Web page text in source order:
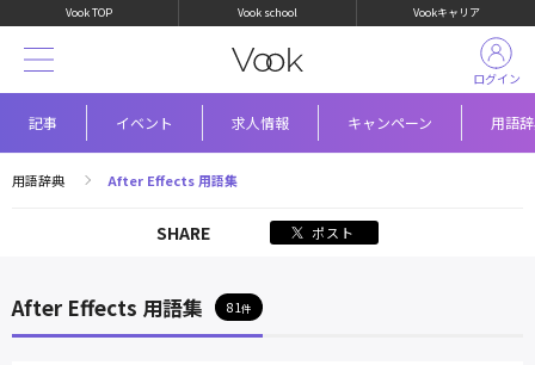
Vook TOP Vook school Vookキャリア
記事 イベント 求人情報 キャンペーン 用語
ログイン
用語辞典 After Effects 用語集
SHARE ポスト
After Effects 用語集 81